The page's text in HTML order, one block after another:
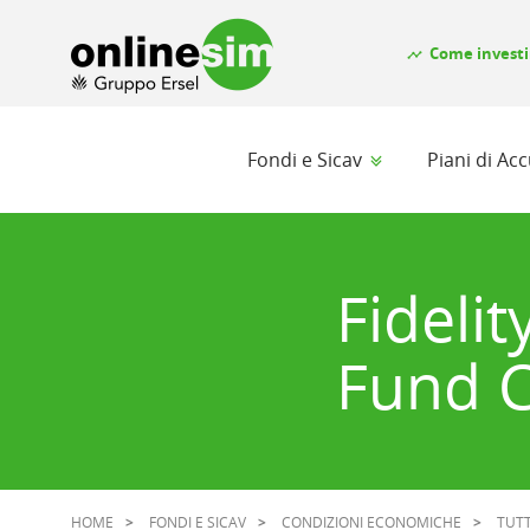
timeline Come
Fondi e Sicav Piani di
Fund
HOME FONDI E SICAV CONDIZIONI ECONOMICHE